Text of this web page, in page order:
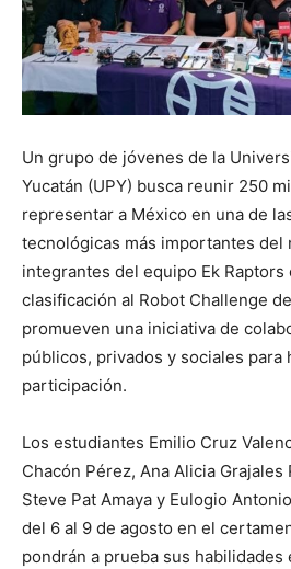
Un grupo de jóvenes de la
Yucatán (UPY) busca reunir 250
representar a México en una de
tecnológicas más importantes del
integrantes del equipo Ek
clasificación al Robot Challenge
promueven una iniciativa de
públicos, privados y sociales para
participación.
Los estudiantes Emilio Cruz
Chacón Pérez, Ana Alicia
Steve Pat Amaya y Eulogio
del 6 al 9 de agosto en el
pondrán a prueba sus habilidades